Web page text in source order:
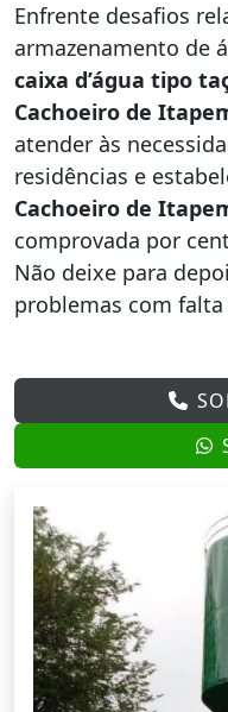
Enfrente desafios
armazenamento de
caixa d’água tipo
Cachoeiro de
atender às
residências e
Cachoeiro de
comprovada por
Não deixe para
problemas com falta